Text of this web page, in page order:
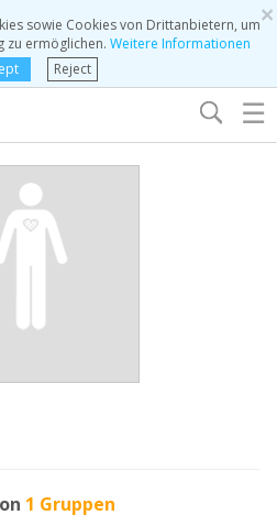
×
sowie Cookies von Drittanbietern, um
zu ermöglichen. Weitere Informationen
Reject
☰
1 Gruppen